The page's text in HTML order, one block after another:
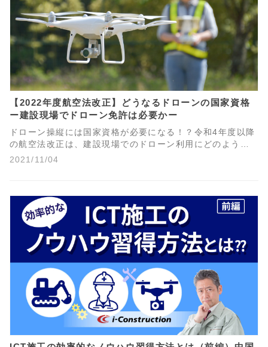
【2022年度航空法改正】どうなるドローンの国家資格
ー建設現場でドローン免許は必要かー
ドローン操縦には国家資格が必要になる！？令和4年度以降
の航空法改正は、建設現場でのドローン利用にどのような
影響を与えるのでしょうか？本記事では、i-Construction
2021/11/04